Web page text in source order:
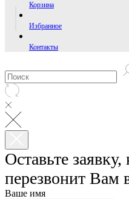
Корзина
Избранное
Контакты
Оставьте заявку,
перезвонит Вам
Ваше имя